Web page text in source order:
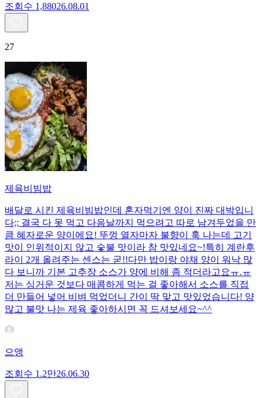
조회수 1,88026.08.01
27
제육비빔밥
배달로 시킨 제육비빔밥인데 혼자먹기엔 양이 진짜 대박입니
다;; 결국 다 못 먹고 다음날까지 먹으려고 따로 남겨두었을 만
큼 혜자로운 양이에요! 뚜껑 열자마자 불향이 훅 나는데 고기
맛이 인위적이지 않고 숯불 맛이라 참 맛있네요~!특히 계란후
라이 2개 올려주는 센스는 굳!! ​다만 밥이랑 야채 양이 워낙 많
다 보니까 기본 고추장 소스가 양에 비해 좀 적더라고요ㅠ.ㅠ
저는 싱거운 것보다 매콤하게 먹는 걸 좋아해서 소스를 직접
더 만들어 넣어 비벼 먹었더니 간이 딱 맞고 맛있었습니다! 양
많고 불맛 나는 제육 좋아하시면 꼭 드셔보세요~^^
으앵
조회수 1.2만26.06.30